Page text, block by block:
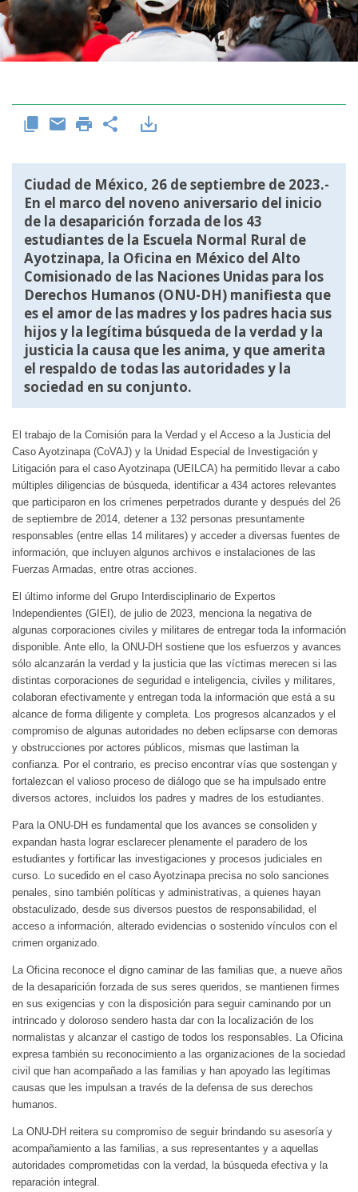
Ciudad de México, 26 de septiembre de 2023.-
En el marco del noveno aniversario del inicio
de la desaparición forzada de los 43
estudiantes de la Escuela Normal Rural de
Ayotzinapa, la Oficina en México del Alto
Comisionado de las Naciones Unidas para los
Derechos Humanos (ONU-DH) manifiesta que
es el amor de las madres y los padres hacia sus
hijos y la legítima búsqueda de la verdad y la
justicia la causa que les anima, y que amerita
el respaldo de todas las autoridades y la
sociedad en su conjunto.
El trabajo de la Comisión para la Verdad y el Acceso a la Justicia del
Caso Ayotzinapa (CoVAJ) y la Unidad Especial de Investigación y
Litigación para el caso Ayotzinapa (UEILCA) ha permitido llevar a cabo
múltiples diligencias de búsqueda, identificar a 434 actores relevantes
que participaron en los crímenes perpetrados durante y después del 26
de septiembre de 2014, detener a 132 personas presuntamente
responsables (entre ellas 14 militares) y acceder a diversas fuentes de
información, que incluyen algunos archivos e instalaciones de las
Fuerzas Armadas, entre otras acciones.
El último informe del Grupo Interdisciplinario de Expertos
Independientes (GIEI), de julio de 2023, menciona la negativa de
algunas corporaciones civiles y militares de entregar toda la información
disponible. Ante ello, la ONU-DH sostiene que los esfuerzos y avances
sólo alcanzarán la verdad y la justicia que las víctimas merecen si las
distintas corporaciones de seguridad e inteligencia, civiles y militares,
colaboran efectivamente y entregan toda la información que está a su
alcance de forma diligente y completa. Los progresos alcanzados y el
compromiso de algunas autoridades no deben eclipsarse con demoras
y obstrucciones por actores públicos, mismas que lastiman la
confianza. Por el contrario, es preciso encontrar vías que sostengan y
fortalezcan el valioso proceso de diálogo que se ha impulsado entre
diversos actores, incluidos los padres y madres de los estudiantes.
Para la ONU-DH es fundamental que los avances se consoliden y
expandan hasta lograr esclarecer plenamente el paradero de los
estudiantes y fortificar las investigaciones y procesos judiciales en
curso. Lo sucedido en el caso Ayotzinapa precisa no solo sanciones
penales, sino también políticas y administrativas, a quienes hayan
obstaculizado, desde sus diversos puestos de responsabilidad, el
acceso a información, alterado evidencias o sostenido vínculos con el
crimen organizado.
La Oficina reconoce el digno caminar de las familias que, a nueve años
de la desaparición forzada de sus seres queridos, se mantienen firmes
en sus exigencias y con la disposición para seguir caminando por un
intrincado y doloroso sendero hasta dar con la localización de los
normalistas y alcanzar el castigo de todos los responsables. La Oficina
expresa también su reconocimiento a las organizaciones de la sociedad
civil que han acompañado a las familias y han apoyado las legítimas
causas que les impulsan a través de la defensa de sus derechos
humanos.
La ONU-DH reitera su compromiso de seguir brindando su asesoría y
acompañamiento a las familias, a sus representantes y a aquellas
autoridades comprometidas con la verdad, la búsqueda efectiva y la
reparación integral.